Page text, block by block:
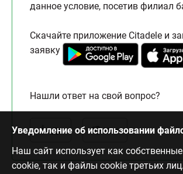
данное условие, посетив филиал
Скачайте приложение Citadele и
заявку
Нашли ответ на свой вопрос?
Да Нет
Уведомление об использовании
Наш сайт использует как
cookie, так и файлы cookie третьих